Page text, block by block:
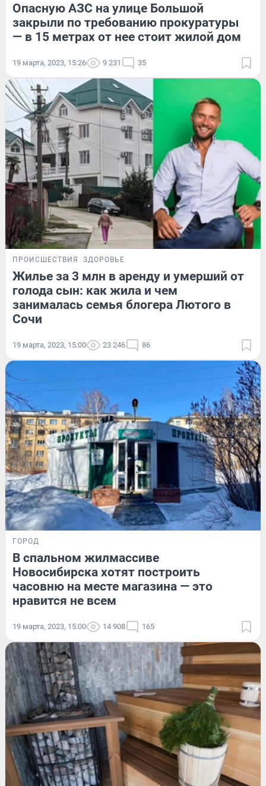
Опасную АЗС на улице Большой
закрыли по требованию прокуратуры
— в 15 метрах от нее стоит жилой дом
19 марта, 2023, 15:26 9 231 35
ПРОИСШЕСТВИЯ ЗДОРОВЬЕ
Жилье за 3 млн в аренду и умерший от
голода сын: как жила и чем
занималась семья блогера Лютого в
Сочи
19 марта, 2023, 15:00 23 246 86
ГОРОД
В спальном жилмассиве
Новосибирска хотят построить
часовню на месте магазина — это
нравится не всем
19 марта, 2023, 15:00 14 908 165